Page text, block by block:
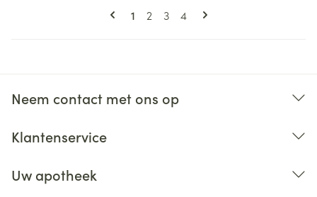
Pagina's
U lees momenteel pagina
1 Pagina
2 Pagina
3 Pagina
4
Neem contact met ons op
Klantenservice
Uw apotheek